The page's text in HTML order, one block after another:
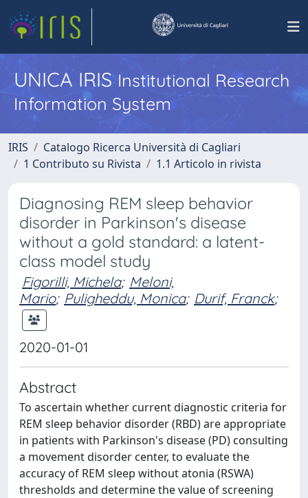
UNICA IRISInstitutional Research
Information System
IRIS
Catalogo Ricerca Università di Cagliari
1 Contributo su Rivista
1.1 Articolo in rivista
Diagnosing REM sleep behavior
disorder in Parkinson's disease
without a gold standard: a latent-
class model study
Figorilli, Michela; Meloni,
Mario; Puligheddu, Monica; Durif, Franck;
2020-01-01
Abstract
To ascertain whether current diagnostic criteria for
REM sleep behavior disorder (RBD) are appropriate
in patients with Parkinson's disease (PD) consulting
a movement disorder center, to evaluate the
accuracy of REM sleep without atonia (RSWA)
thresholds and determine the value of screening